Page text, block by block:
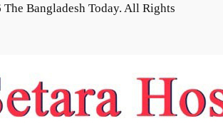
Bangladesh Today. All Rights